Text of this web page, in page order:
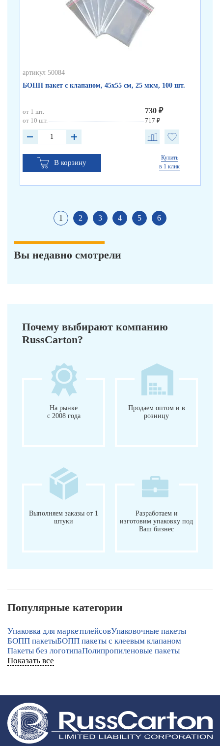
артикул 50084
БОПП пакет с клапаном, 45х55 см, 25 мкм, 100 шт.
от 1 шт. 730 ₽
от 10 шт. 717 ₽
В корзину
Купить
в 1 клик
1 2 3 4 5 6
Вы недавно смотрели
Почему выбирают компанию
RussCarton?
На рынке
с 2008 года
Продаем оптом и в
розницу
Выполняем заказы от 1
штуки
Разработаем и
изготовим упаковку под
Ваш бизнес
Популярные категории
Упаковка для маркетплейсовУпаковочные пакеты
БОПП пакетыБОПП пакеты с клеевым клапаном
Пакеты без логотипаПолипропиленовые пакеты
Показать все